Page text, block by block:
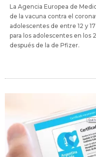
La Agencia Europea de
de la vacuna contra el
adolescentes de entre 12 y
para los adolescentes en los
después de la de Pfizer.